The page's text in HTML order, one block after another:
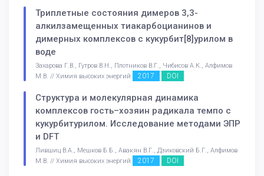
Триплетные состояния димеров 3,3-
алкилзамещенных тиакарбоцианинов и
димерных комплексов с кукурбит[8]урилом в
воде
Захарова Г.В., Гутров В.Н., Плотников В.Г., Чибисов А.К., Алфимов
М.В. // Химия высоких энергий
2017 DOI
Структура и молекулярная динамика
комплексов гость–хозяин радикала темпо с
кукурбитурилом. Исследование методами ЭПР
и DFT
Лившиц В.А., Мешков Б.Б., Авакян В.Г., Дзиковский Б.Г., Алфимов
М.В. // Химия высоких энергий
2017 DOI